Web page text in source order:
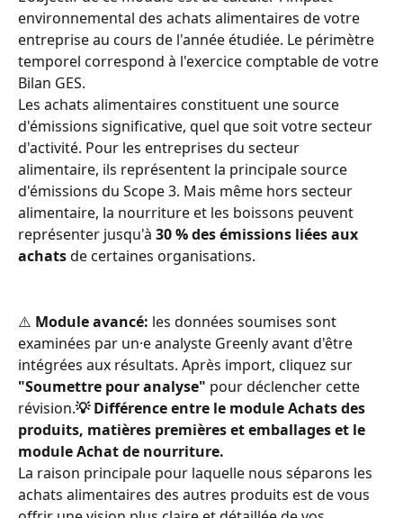
environnemental des achats alimentaires de votre
entreprise au cours de l'année étudiée. Le périmètre
temporel correspond à l'exercice comptable de votre
Bilan GES.
Les achats alimentaires constituent une source
d'émissions significative, quel que soit votre secteur
d'activité. Pour les entreprises du secteur
alimentaire, ils représentent la principale source
d'émissions du Scope 3. Mais même hors secteur
alimentaire, la nourriture et les boissons peuvent
représenter jusqu'à 30 % des émissions liées aux
achats de certaines organisations.
⚠️ Module avancé: les données soumises sont
examinées par un·e analyste Greenly avant d'être
intégrées aux résultats. Après import, cliquez sur
"Soumettre pour analyse" pour déclencher cette
révision.💡 Différence entre le module Achats des
produits, matières premières et emballages et le
module Achat de nourriture.
La raison principale pour laquelle nous séparons les
achats alimentaires des autres produits est de vous